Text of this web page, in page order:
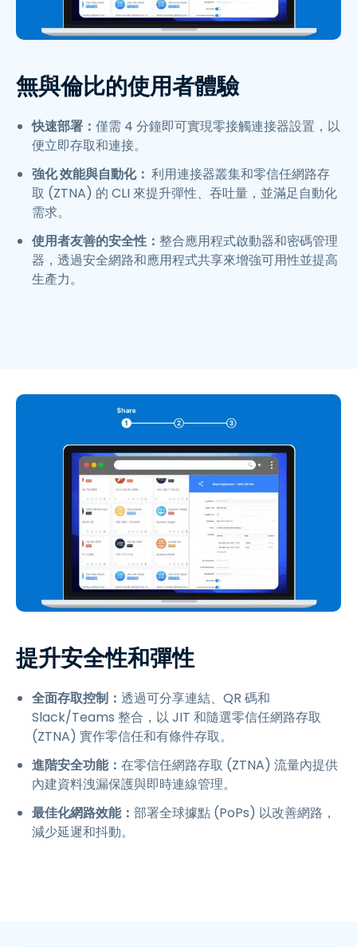
無與倫比的使用者體驗
快速部署： 僅需 4 分鐘即可實現零接觸連接器設置，以
便立即存取和連接。
強化 效能與自動化： 利用連接器叢集和零信任網路存
取 (ZTNA) 的 CLI 來提升彈性、吞吐量，並滿足自動化
需求。
使用者友善的安全性： 整合應用程式啟動器和密碼管理
器，透過安全網路和應用程式共享來增強可用性並提高
生產力。
提升安全性和彈性
全面存取控制： 透過可分享連結、QR 碼和
Slack/Teams 整合，以 JIT 和隨選零信任網路存取
(ZTNA) 實作零信任和有條件存取。
進階安全功能： 在零信任網路存取 (ZTNA) 流量內提供
內建資料洩漏保護與即時連線管理。
最佳化網路效能： 部署全球據點 (PoPs) 以改善網路，
減少延遲和抖動。